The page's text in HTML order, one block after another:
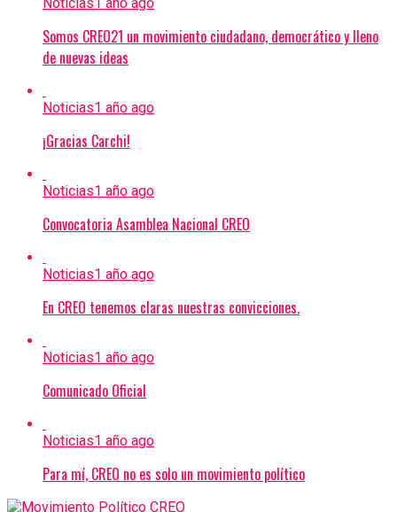
Somos CREO21 un movimiento ciudadano, democrático y lleno
de nuevas ideas
Noticias1 año ago
¡Gracias Carchi!
Noticias1 año ago
Convocatoria Asamblea Nacional CREO
Noticias1 año ago
En CREO tenemos claras nuestras convicciones.
Noticias1 año ago
Comunicado Oficial
Noticias1 año ago
Para mí, CREO no es solo un movimiento político